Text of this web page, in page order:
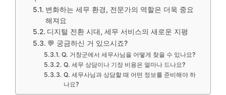
변화하는 세무 환경, 전문가의 역할은 더욱 중요
해져요
디지털 전환 시대, 세무 서비스의 새로운 지평
💬 궁금하신 거 있으시죠?
Q. 거창군에서 세무사님을 어떻게 찾을 수 있나요?
Q. 세무 상담이나 기장 비용은 얼마나 드나요?
Q. 세무사님과 상담할 때 어떤 정보를 준비해야 하
나요?